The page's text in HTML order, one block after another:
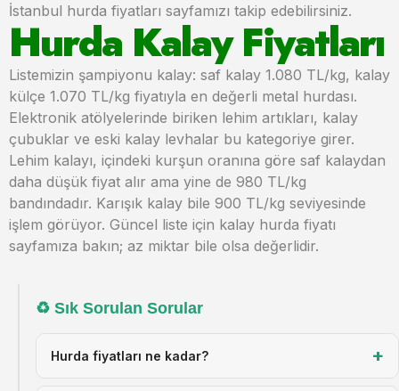
İstanbul hurda fiyatları sayfamızı takip edebilirsiniz.
Hurda Kalay Fiyatları
Listemizin şampiyonu kalay: saf kalay 1.080 TL/kg, kalay
külçe 1.070 TL/kg fiyatıyla en değerli metal hurdası.
Elektronik atölyelerinde biriken lehim artıkları, kalay
çubuklar ve eski kalay levhalar bu kategoriye girer.
Lehim kalayı, içindeki kurşun oranına göre saf kalaydan
daha düşük fiyat alır ama yine de 980 TL/kg
bandındadır. Karışık kalay bile 900 TL/kg seviyesinde
işlem görüyor. Güncel liste için kalay hurda fiyatı
sayfamıza bakın; az miktar bile olsa değerlidir.
♻
Fiyat
♻ Sık Sorulan Sorular
Hurda fiyatları ne kadar? +